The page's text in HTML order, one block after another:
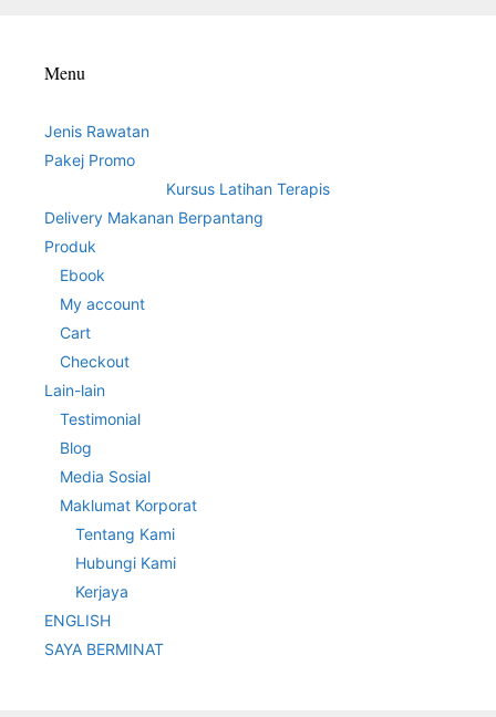
Menu
Jenis Rawatan
Pakej Promo
Kursus Latihan Terapis
Delivery Makanan Berpantang
Produk
Ebook
My account
Cart
Checkout
Lain-lain
Testimonial
Blog
Media Sosial
Maklumat Korporat
Tentang Kami
Hubungi Kami
Kerjaya
ENGLISH
SAYA BERMINAT